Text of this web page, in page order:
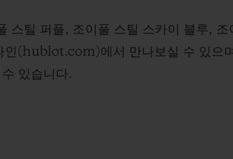
스틸 퍼플, 조이풀 스틸 스카이 블루,
인(hublot.com)에서 만나보실 수 있으
있습니다.